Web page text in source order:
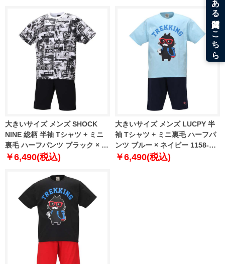
大きいサイズ メンズ SHOCK
NINE 総柄 半袖 Tシャツ + ミニ
裏毛 ハーフパンツ ブラック × ブ
ラック 1258-0292-2 3L 4L 5L
￥6,490(税込)
大きいサイズ メンズ LUCPY 半
袖 Tシャツ + ミニ裏毛 ハーフパ
ンツ ブルー × ネイビー 1158-
9207-1 3L 4L 5L 6L
￥6,490(税込)